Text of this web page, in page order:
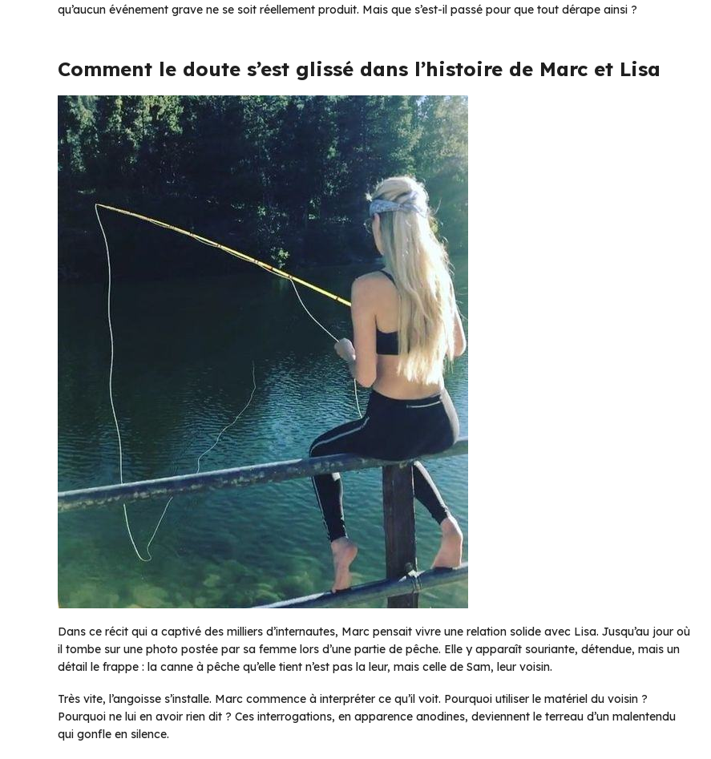
qu’aucun événement grave ne se soit réellement produit. Mais que s’est-il passé pour que tout dérape ainsi ?
Comment le doute s’est glissé dans l’histoire de Marc et Lisa
Dans ce récit qui a captivé des milliers d’internautes, Marc pensait vivre une relation solide avec Lisa. Jusqu’au jour où
il tombe sur une photo postée par sa femme lors d’une partie de pêche. Elle y apparaît souriante, détendue, mais un
détail le frappe : la canne à pêche qu’elle tient n’est pas la leur, mais celle de Sam, leur voisin.
Très vite, l’angoisse s’installe. Marc commence à interpréter ce qu’il voit. Pourquoi utiliser le matériel du voisin ?
Pourquoi ne lui en avoir rien dit ? Ces interrogations, en apparence anodines, deviennent le terreau d’un malentendu
qui gonfle en silence.